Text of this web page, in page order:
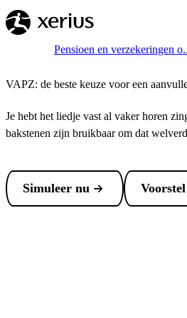
Overslaan naar de hoofdinhoud
Breadcrumb
HomePensioen en verzekeringen
VAPZ: de beste keuze voor een
Je hebt het liedje vast al vaker horen
bakstenen zijn bruikbaar om dat
Simuleer nu